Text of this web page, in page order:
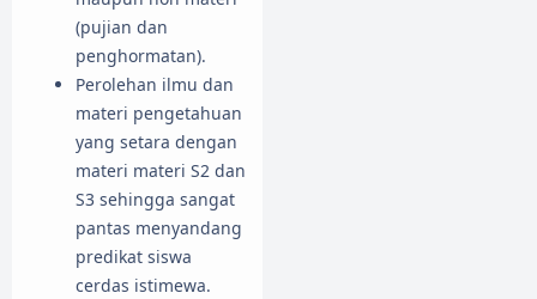
(pujian dan
penghormatan).
Perolehan ilmu dan
materi pengetahuan
yang setara dengan
materi materi S2 dan
S3 sehingga sangat
pantas menyandang
predikat siswa
cerdas istimewa.